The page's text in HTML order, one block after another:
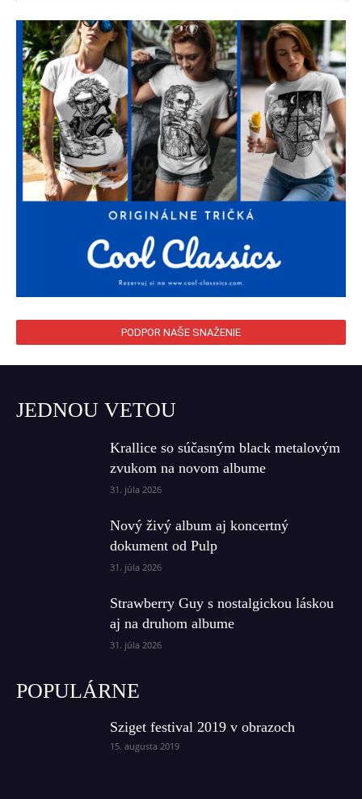
PODPOR NAŠE SNAŽENIE
JEDNOU VETOU
Krallice so súčasným black metalovým
zvukom na novom albume
31. júla 2026
Nový živý album aj koncertný
dokument od Pulp
31. júla 2026
Strawberry Guy s nostalgickou láskou
aj na druhom albume
31. júla 2026
POPULÁRNE
Sziget festival 2019 v obrazoch
15. augusta 2019